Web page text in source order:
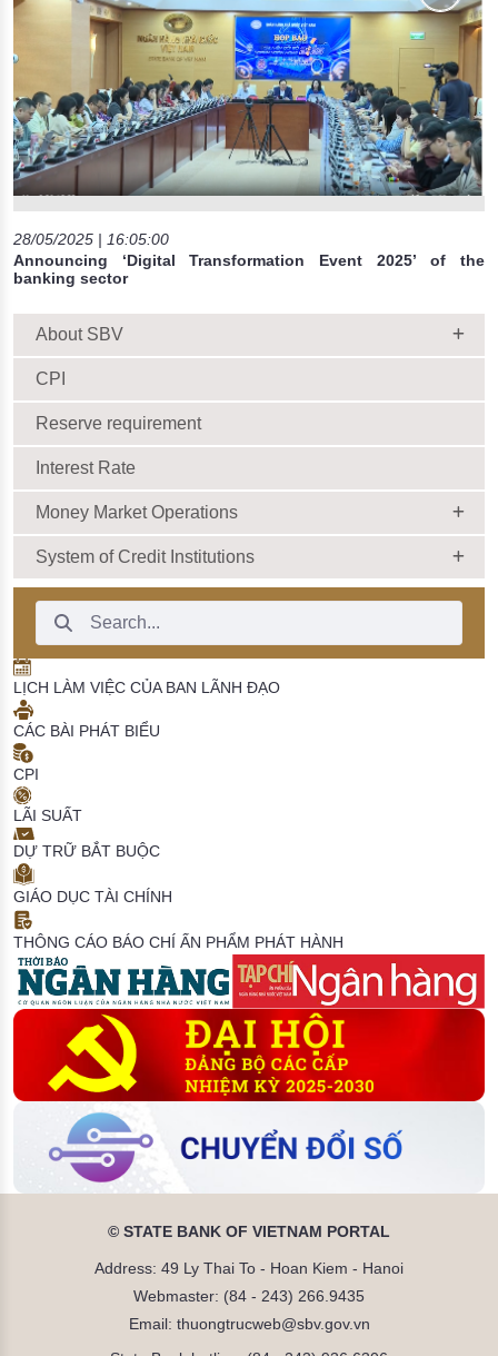
28/05/2025 | 16:05:00
Announcing ‘Digital Transformation Event 2025’ of the
banking sector
About SBV
CPI
Reserve requirement
Interest Rate
Money Market Operations
System of Credit Institutions
Search Bar
LỊCH LÀM VIỆC CỦA BAN LÃNH ĐẠO
CÁC BÀI PHÁT BIỂU
CPI
LÃI SUẤT
DỰ TRỮ BẮT BUỘC
GIÁO DỤC TÀI CHÍNH
THÔNG CÁO BÁO CHÍ ẤN PHẨM PHÁT HÀNH
© STATE BANK OF VIETNAM PORTAL
Address: 49 Ly Thai To - Hoan Kiem - Hanoi
Webmaster: (84 - 243) 266.9435
Email: thuongtrucweb@sbv.gov.vn